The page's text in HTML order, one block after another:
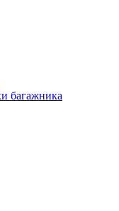
багажника